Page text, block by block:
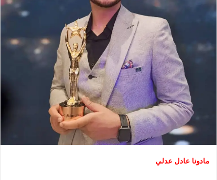
مادونا عادل عدلي